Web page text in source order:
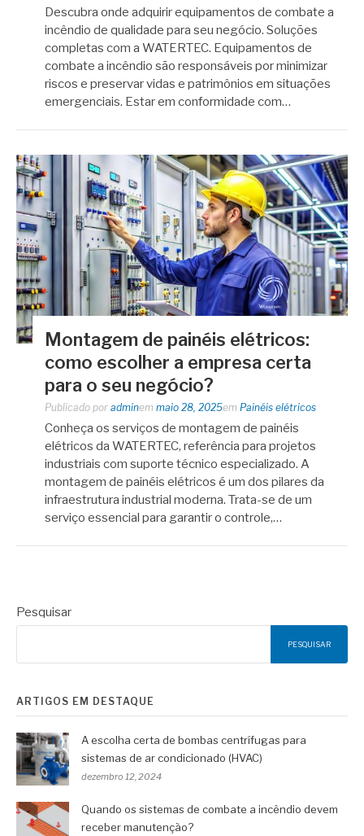
Descubra onde adquirir equipamentos de combate a
incêndio de qualidade para seu negócio. Soluções
completas com a WATERTEC. Equipamentos de
combate a incêndio são responsáveis por minimizar
riscos e preservar vidas e patrimônios em situações
emergenciais. Estar em conformidade com…
Montagem de painéis elétricos:
como escolher a empresa certa
para o seu negócio?
Publicado por adminem maio 28, 2025em Painéis elétricos
Conheça os serviços de montagem de painéis
elétricos da WATERTEC, referência para projetos
industriais com suporte técnico especializado. A
montagem de painéis elétricos é um dos pilares da
infraestrutura industrial moderna. Trata-se de um
serviço essencial para garantir o controle,…
Pesquisar
PESQUISAR
ARTIGOS EM DESTAQUE
A escolha certa de bombas centrífugas para
sistemas de ar condicionado (HVAC)
dezembro 12, 2024
Quando os sistemas de combate a incêndio devem
receber manutenção?